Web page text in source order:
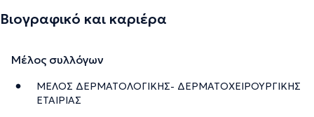
Βιογραφικό και καριέρα
Μέλος συλλόγων
ΜΕΛΟΣ ΔΕΡΜΑΤΟΛΟΓΙΚΗΣ- ΔΕΡΜΑΤΟΧΕΙΡΟΥΡΓΙΚΗΣ
ΕΤΑΙΡΙΑΣ